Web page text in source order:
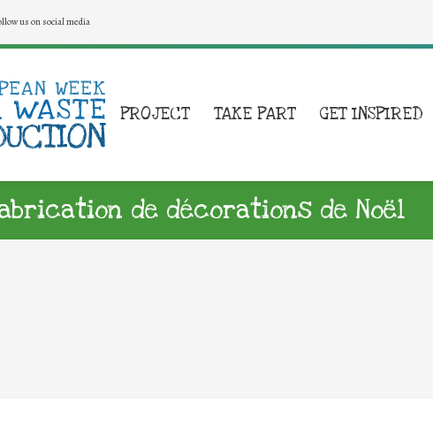
us on social media
PROJECT TAKE PART GET INSPIRED
de décorations de Noël